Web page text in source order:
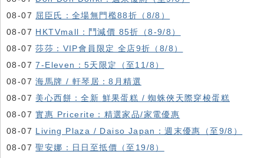
08-07 屈臣氏：全場無門檻88折（8/8）
08-07 HKTVmall ：鬥減價 85折（8-9/8）
08-07莎莎：VIP會員限定 全店9折（8/8）
08-077-Eleven：5天限定（至11/8）
08-07海馬牌 / 軒琴居：8月精選
08-07 美心西餅：全新 鮮果蛋糕 / 蜘蛛俠天際穿梭蛋糕
08-07實惠 Pricerite：精選家品/家電優惠
08-07 Living Plaza / Daiso Japan：週末優惠（至9/8）
08-07聖安娜：日日至抵價（至19/8）